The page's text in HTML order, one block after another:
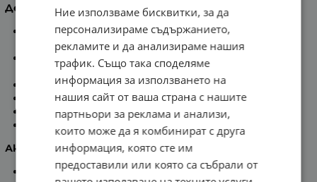
Действие:
Хидратиращ почистващ препарат, разработен
от дерматолози.
Почистващ крем, който овлажнява кожата на
лицето и тялото.
Не променя защитната бариера на кожата.
Идеална за нормална и суха кожа.
Без парфюм и сапун.
Хипоалергенен.
Активни съставки:
Формулата съдържа 3 основниСерамиди1, 3 и 6-II,
Ние използваме бисквитки, за да
персонализираме съдържанието,
рекламите и да анализираме нашия
трафик. Също така споделяме
информация за използването на
нашия сайт от ваша страна с нашите
партньори за реклама и анализи,
които може да я комбинират с друга
информация, която сте им
предоставили или която са събрали от